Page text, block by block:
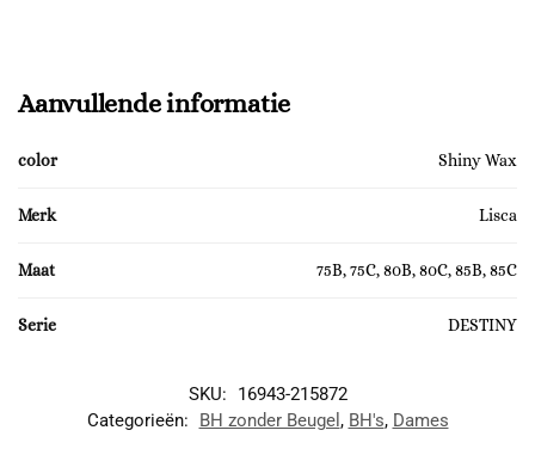
Aanvullende informatie
color Shiny Wax
Merk Lisca
Maat 75B, 75C, 80B, 80C, 85B, 85C
Serie DESTINY
SKU:
16943-215872
Categorieën:
BH zonder Beugel , BH's, Dames